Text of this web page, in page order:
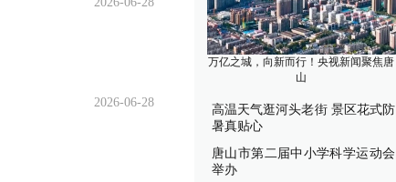
2026-06-28
万亿之城，向新而行！央视新闻聚焦唐
山
高温天气逛河头老街 景区花式防
暑真贴心
唐山市第二届中小学科学运动会
举办